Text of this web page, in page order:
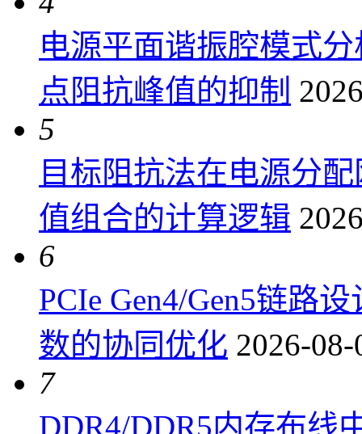
电源平面谐振腔模式
点阻抗峰值的抑制
5
目标阻抗法在电源分
值组合的计算逻辑
6
PCIe Gen4/Gen5链路
数的协同优化 2026-
7
DDR4/DDR5内存布线